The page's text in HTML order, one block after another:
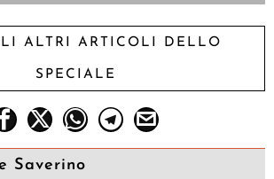
ALTRI ARTICOLI DELLO
SPECIALE
Saverino